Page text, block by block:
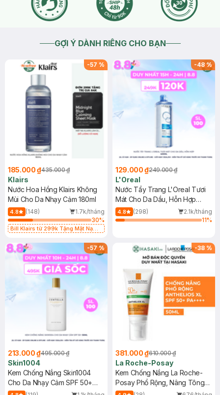
GỢI Ý DÀNH RIÊNG CHO BẠN
-57 %
185.000 ₫435.000 ₫
Klairs
Nước Hoa Hồng Klairs Không
Mùi Cho Da Nhạy Cảm 180ml
4.8 (148)
1.7k/tháng
30%
Bill Klairs từ 299k Tặng Mặt Nạ
25ml (SL Có Hạn)
-48%
129.000 ₫249.000 ₫
L'Oreal
Nước Tẩy Trang L'Oreal Tươi
Mát Cho Da Dầu, Hỗn Hợp
400ml
4.8 (298)
2.1k/tháng
11%
-57%
213.000 ₫495.000 ₫
Skin1004
Kem Chống Nắng Skin1004
Cho Da Nhạy Cảm SPF 50+
50ml
-38 %
381.000 ₫610.000 ₫
La Roche-Posay
Kem Chống Nắng La Roche-
Posay Phổ Rộng, Nâng Tông
Kiềm Dầu 50ml